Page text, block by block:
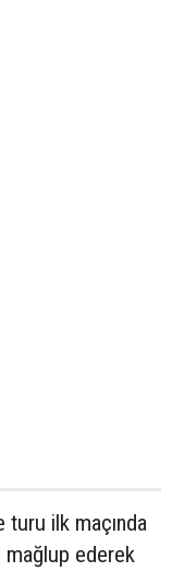
turu ilk maçında
mağlup ederek